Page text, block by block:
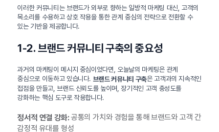
이러한 커뮤니티는 브랜드가 외부로 향하는 일방적 마케팅 대신, 고객의
목소리를 수용하고 상호 작용을 통한 관계 중심의 전략으로 전환할 수
있는 기반을 제공합니다.
1-2. 브랜드 커뮤니티 구축의 중요성
과거의 마케팅이 메시지 중심이었다면, 오늘날의 마케팅은 관계
중심으로 이동하고 있습니다. 브랜드 커뮤니티 구축은 고객과의 지속적인
접점을 만들고, 브랜드 신뢰도를 높이며, 장기적인 고객 충성도를
강화하는 핵심 도구로 작용합니다.
정서적 연결 강화:공통의 가치와 경험을 통해 브랜드와 고객 간
감정적 유대를 형성